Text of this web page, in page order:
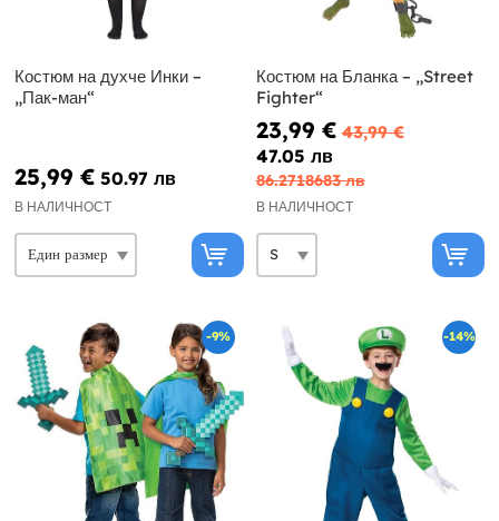
Костюм на духче Инки –
„Пак-ман“
25,99 € 50.97 лв
В НАЛИЧНОСТ
Костюм на Бланка – „Street
Fighter“
23,99 € 43,99 €
47.05 лв
86.2718683 лв
В НАЛИЧНОСТ
-9% -14%